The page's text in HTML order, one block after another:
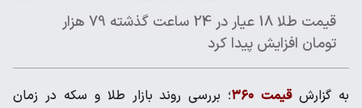
قیمت طلا 18 عیار در 24 ساعت گذشته 79 هزار
تومان افزایش پیدا کرد
به گزارشقیمت ۳۶۰
؛ بررسی روند بازار طلا و سکه در زمان